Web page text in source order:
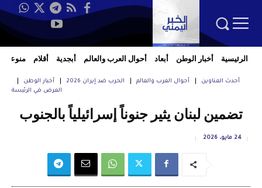
الرئيسية أخبار الوطن أبعاد أحوال العرب والعالم أبجدية أقلام منوعات
أحدث العناوين أحوال العرب والعالم الحرب ضد إيران 2026
أخبار الوطن
العرض في الرئيسة
تضمين لبنان يثير جنوناً إسرائيلياً بالجنوب
24 مايو، 2026